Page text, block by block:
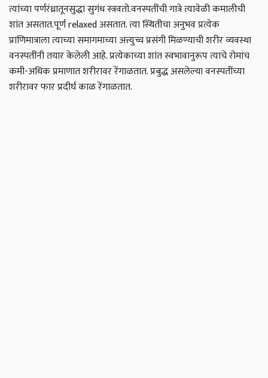
त्यांच्या पर्णरंध्रातूनसुद्धा सुगंध स्त्रवतो.वनस्पतींची गात्रे त्यावेळी कमालीची
शांत असतात.पूर्ण relaxed असतात. त्या स्थितीचा अनुभव प्रत्येक
प्राणिमात्राला त्याच्या समागमाच्या अत्त्युच्च प्रसंगी मिळण्याची शरीर व्यवस्था
वनस्पतींनी तयार केलेली आहे. प्रत्येकाच्या शांत स्वभावानुरूप त्याचे रोमांच
कमी-अधिक प्रमाणात शरीरावर रेंगाळतात. प्रबुद्ध असलेल्या वनस्पतींच्या
शरीरावर फार प्रदीर्घ काळ रेंगाळतात.